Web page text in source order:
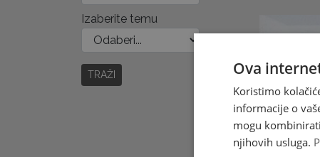
Izaberite temu
TRAŽI Ova
Koristimo
informacije o
mogu
njihovih usluga.